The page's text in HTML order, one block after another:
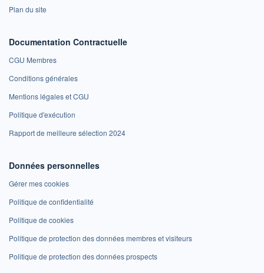
Plan du site
Documentation Contractuelle
CGU Membres
Conditions générales
Mentions légales et CGU
Politique d'exécution
Rapport de meilleure sélection 2024
Données personnelles
Gérer mes cookies
Politique de confidentialité
Politique de cookies
Politique de protection des données membres et visiteurs
Politique de protection des données prospects